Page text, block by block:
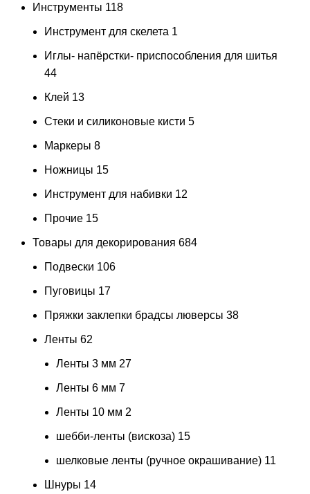
Инструменты 118
Инструмент для скелета 1
Иглы- напёрстки- приспособления для шитья
44
Клей 13
Стеки и силиконовые кисти 5
Маркеры 8
Ножницы 15
Инструмент для набивки 12
Прочие 15
Товары для декорирования 684
Подвески 106
Пуговицы 17
Пряжки заклепки брадсы люверсы 38
Ленты 62
Ленты 3 мм 27
Ленты 6 мм 7
Ленты 10 мм 2
шебби-ленты (вискоза) 15
шелковые ленты (ручное окрашивание) 11
Шнуры 14